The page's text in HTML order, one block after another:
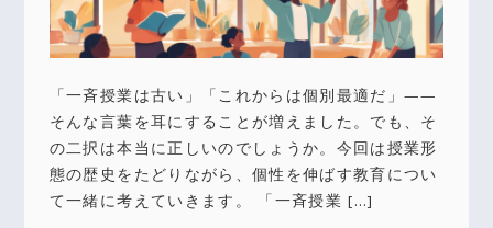
「一斉授業は古い」「これからは個別最適だ」——
そんな言葉を耳にすることが増えました。でも、そ
の二択は本当に正しいのでしょうか。今回は授業形
態の歴史をたどりながら、個性を伸ばす教育につい
て一緒に考えていきます。 「一斉授業 […]